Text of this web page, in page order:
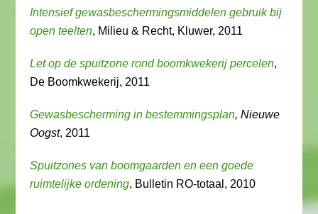
Intensief gewasbeschermingsmiddelen gebruik bij
open teelten, Milieu & Recht, Kluwer, 2011
Let op de spuitzone rond boomkwekerij percelen,
De Boomkwekerij, 2011
Gewasbescherming in bestemmingsplan, Nieuwe
Oogst, 2011
Spuitzones van boomgaarden en een goede
ruimtelijke ordening, Bulletin RO-totaal, 2010